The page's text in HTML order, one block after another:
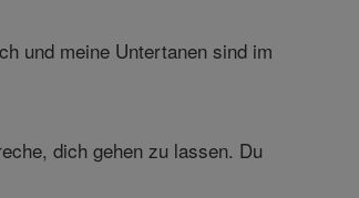
und meine Untertanen sind im
dich gehen zu lassen. Du